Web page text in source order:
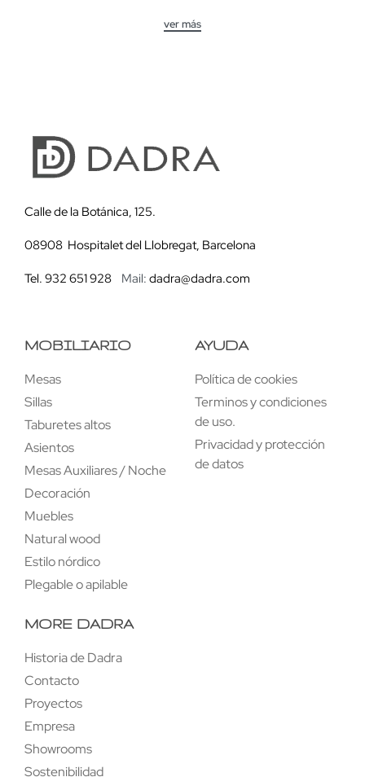
Calle de la Botánica, 125.
08908 Hospitalet del Llobregat, Barcelona
Tel. 932 651 928 Mail: dadra@dadra.com
MOBILIARIO
Mesas
Sillas
Taburetes altos
Asientos
Mesas Auxiliares / Noche
Decoración
Muebles
Natural wood
Estilo nórdico
Plegable o apilable
AYUDA
Política de cookies
Terminos y condiciones
de uso.
Privacidad y protección
de datos
MORE DADRA
Historia de Dadra
Contacto
Proyectos
Empresa
Showrooms
Sostenibilidad